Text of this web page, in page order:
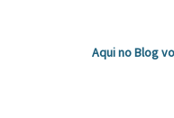
Aqui no Blog